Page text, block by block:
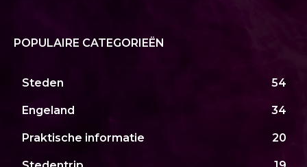
POPULAIRE CATEGORIEËN
Steden 54
Engeland 34
Praktische informatie 20